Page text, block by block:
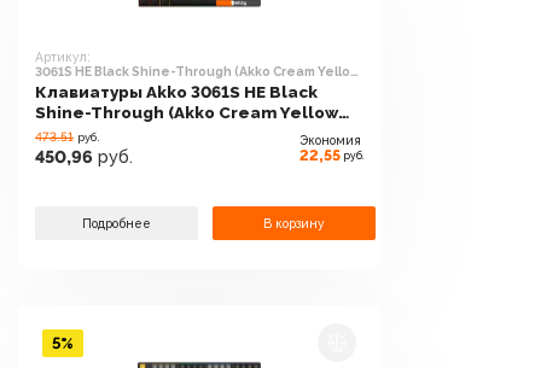
Артикул:
3061S HE Black Shine-Through (Akko Cream Yellow
V3)
Клавиатуры Akko 3061S HE Black
Shine-Through (Akko Cream Yellow
V3)
473.51 руб.
450,96 руб.
Экономия
22,55 руб.
Подробнее В корзину
5%